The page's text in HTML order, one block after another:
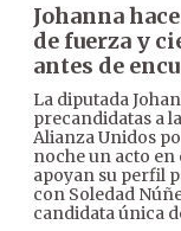
Johanna
de fuerza y
antes de
La diputada
precandidatas a
Alianza Unidos
noche un acto en
apoyan su perfil
con Soledad
candidata única